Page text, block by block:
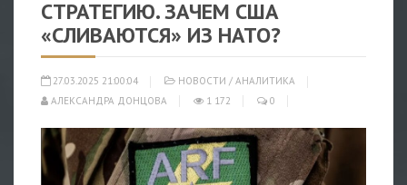
СТРАТЕГИЮ. ЗАЧЕМ США
«СЛИВАЮТСЯ» ИЗ НАТО?
27.03.2025 21:00:04 НОВОСТИ / АНАЛИТИКА
АЛЕКСАНДРА ДОНЦОВА
1 172 0